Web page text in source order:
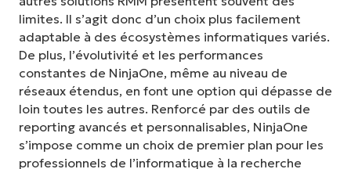
limites. Il s’agit donc d’un choix plus facilement
adaptable à des écosystèmes informatiques variés.
De plus, l’évolutivité et les performances
constantes de NinjaOne, même au niveau de
réseaux étendus, en font une option qui dépasse de
loin toutes les autres. Renforcé par des outils de
reporting avancés et personnalisables, NinjaOne
s’impose comme un choix de premier plan pour les
professionnels de l’informatique à la recherche